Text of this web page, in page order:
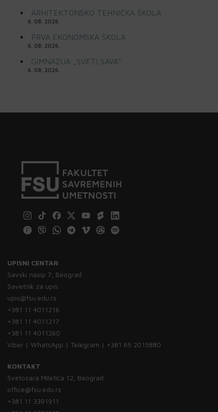
ARHITEKTONSKO TEHNIČKA ŠKOLA
6. 08. 2026.
PRVA EKONOMSKA ŠKOLA
6. 08. 2026.
GIMNAZIJA „SVETI SAVA“
6. 08. 2026.
UPISNI CENTAR
Savski nasip 7, Beograd
Savetnik za upis:
upis@fsu.edu.rs
+381 11 4011216
+381 11 4011217
+381 11 4011260
Viber | WhatsApp | Telegram | +381 65 2015880
KONTAKT
Svetozara Miletića 12, Beograd
office@fsu.edu.rs
+381 11 3391911